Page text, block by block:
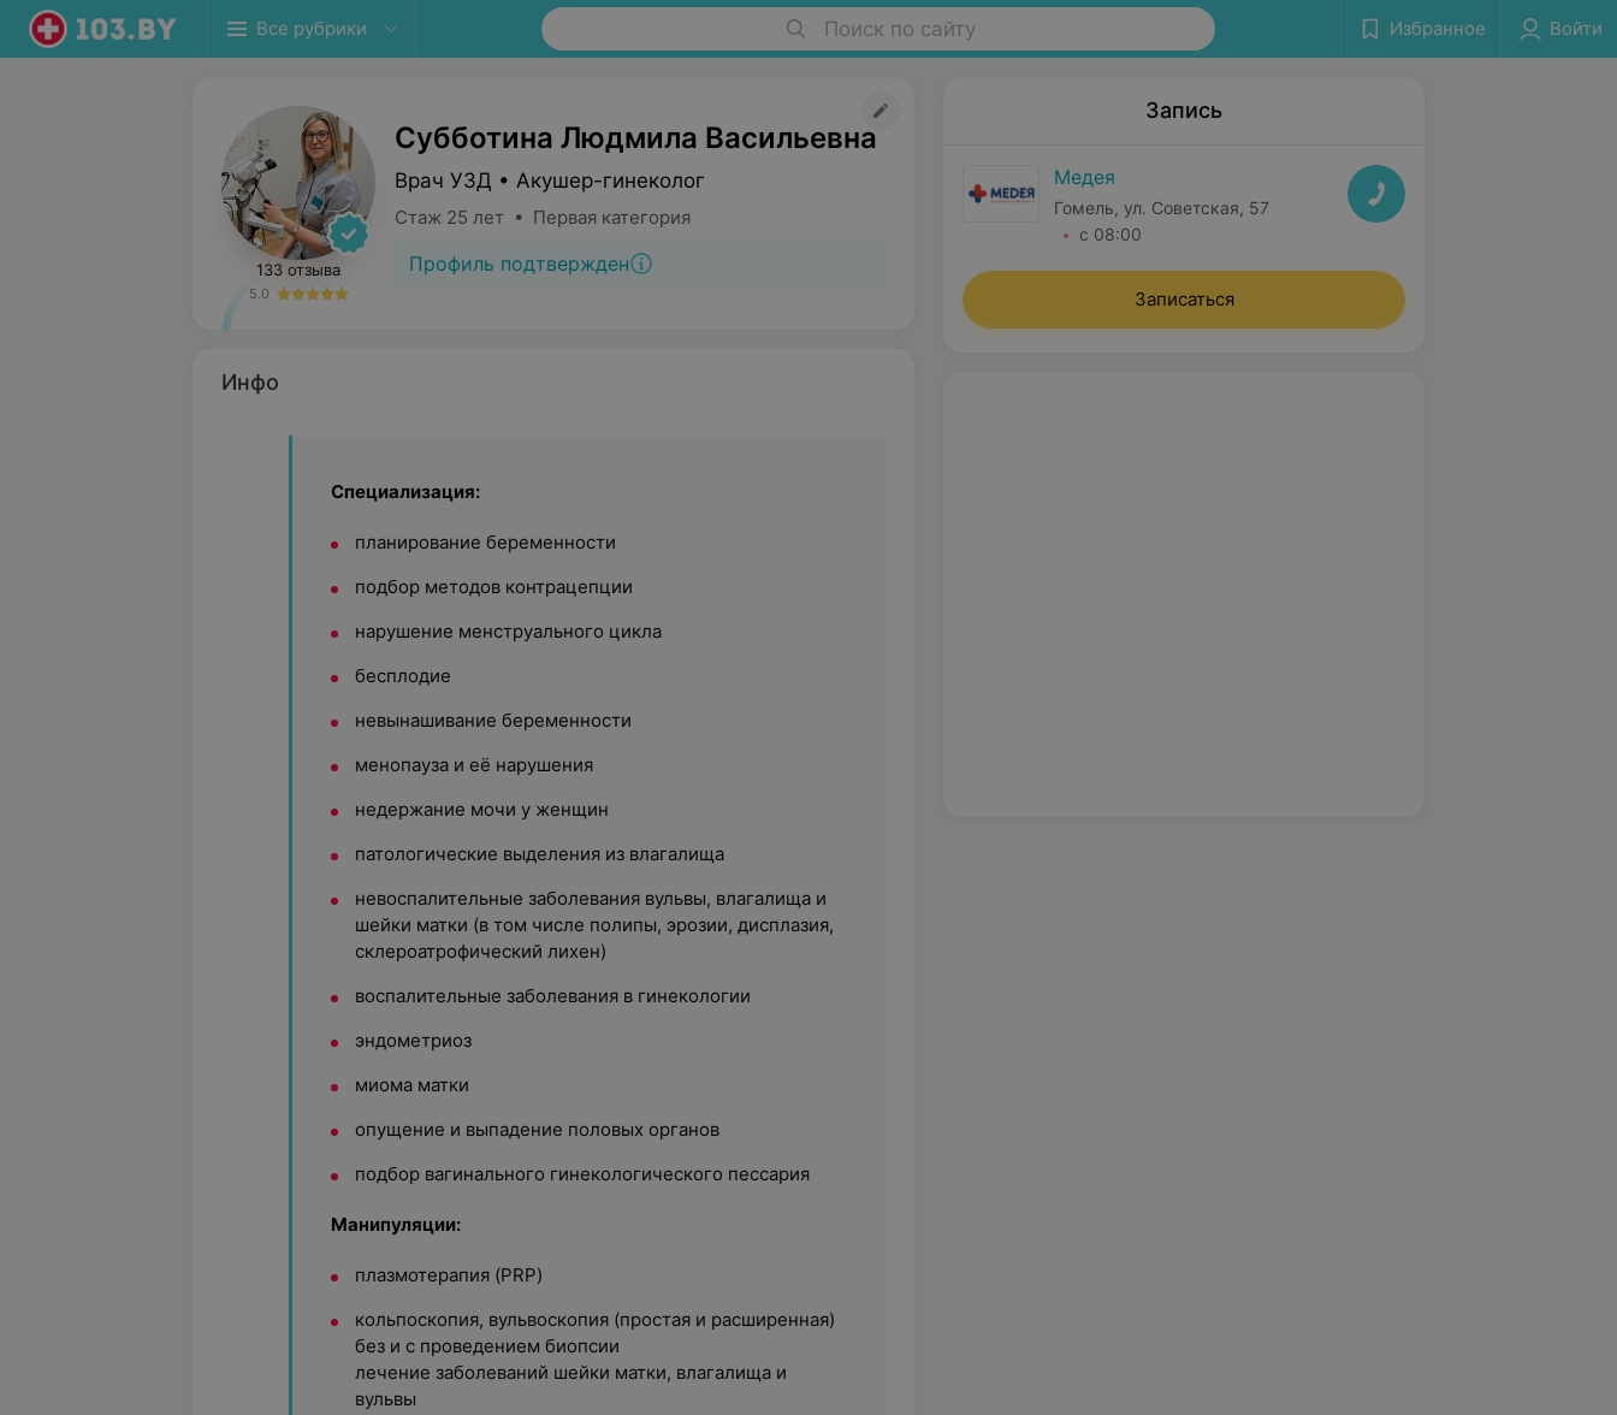
Все рубрики Поиск по сайту Избранное Войти
133 отзыва
5.0
Субботина Людмила Васильевна
Врач УЗД • Акушер-гинеколог
Стаж 25 лет • Первая категория
Профиль подтвержден
Инфо
Специализация:
планирование беременности
подбор методов контрацепции
нарушение менструального цикла
бесплодие
невынашивание беременности
менопауза и её нарушения
недержание мочи у женщин
патологические выделения из влагалища
невоспалительные заболевания вульвы, влагалища и
шейки матки (в том числе полипы, эрозии, дисплазия,
склероатрофический лихен)
воспалительные заболевания в гинекологии
эндометриоз
миома матки
опущение и выпадение половых органов
подбор вагинального гинекологического пессария
Манипуляции:
плазмотерапия (PRP)
кольпоскопия, вульвоскопия (простая и расширенная)
без и с проведением биопсии
лечение заболеваний шейки матки, влагалища и
вульвы
Запись
Медея
Гомель, ул. Советская, 57
с 08:00
Записаться